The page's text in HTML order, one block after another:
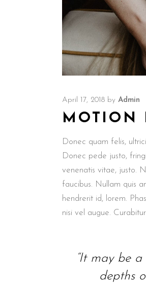
April 17, 2018 by Admin
MOTION
Donec quam felis,
Donec pede justo,
venenatis vitae, justo.
faucibus. Nullam quis
hendrerit id, lorem.
nisi vel augue.
“It may be
depths